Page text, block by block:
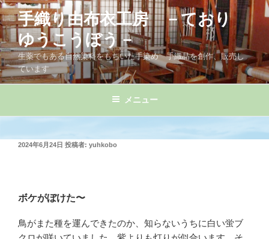
コ
ン
テ
ン
ツ
へ
手織り由布衣工房 －ており
ゆうこうぼう－
生薬でもある自然染料をもちいた手染め 手織品を創作、販売し
ています
メニュー
投
2024年6月24日 投稿者: yuhkobo
ボケがぼけた〜
鳥がまた種を運んできたのか、知らないうちに白い蛍ブ